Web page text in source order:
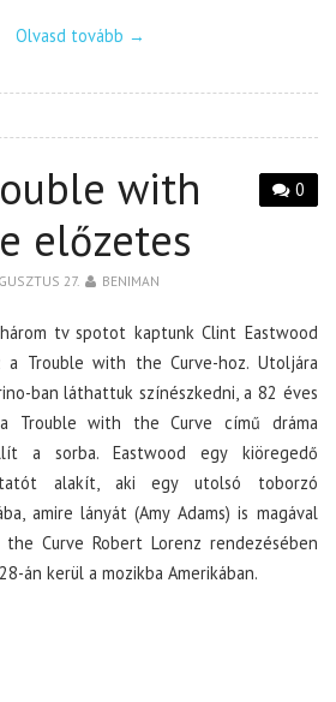
Olvasd tovább →
0
with
előzetes
27. BENIMAN
tv spotot kaptunk Clint Eastwood
a Trouble with the Curve-hoz. Utoljára
ban láthattuk színészkedni, a 82 éves
Trouble with the Curve című dráma
a sorba. Eastwood egy kiöregedő
alakít, aki egy utolsó toborzó
amire lányát (Amy Adams) is magával
Curve Robert Lorenz rendezésében
án kerül a mozikba Amerikában.